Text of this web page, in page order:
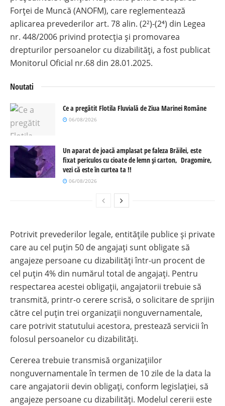
Forței de Muncă (ANOFM), care reglementează
aplicarea prevederilor art. 78 alin. (2²)-(2⁴) din Legea
nr. 448/2006 privind protecția și promovarea
drepturilor persoanelor cu dizabilități, a fost publicat
Monitorul Oficial nr.68 din 28.01.2025.
Noutati
Ce a pregătit Flotila Fluvială de Ziua Marinei Române
06/08/2026
Un aparat de joacă amplasat pe faleza Brăilei, este
fixat periculos cu cioate de lemn și carton, Dragomire,
vezi că este în curtea ta !!
06/08/2026
Potrivit prevederilor legale, entitățile publice și private
care au cel puțin 50 de angajați sunt obligate să
angajeze persoane cu dizabilități într-un procent de
cel puțin 4% din numărul total de angajați. Pentru
respectarea acestei obligații, angajatorii trebuie să
transmită, printr-o cerere scrisă, o solicitare de sprijin
către cel puțin trei organizații nonguvernamentale,
care potrivit statutului acestora, prestează servicii în
folosul persoanelor cu dizabilități.
Cererea trebuie transmisă organizațiilor
nonguvernamentale în termen de 10 zile de la data la
care angajatorii devin obligați, conform legislației, să
angajeze persoane cu dizabilități. Modelul cererii este